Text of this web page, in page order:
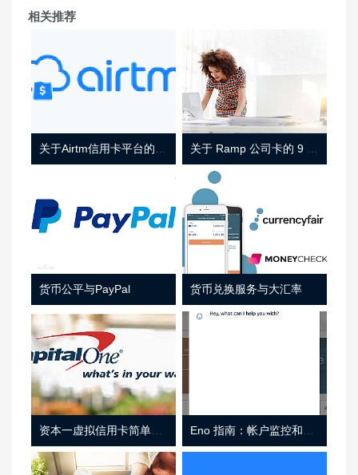
相关推荐
货币公平与PayPal 货币兑换服务与大汇率
资本一虚拟信用卡简单介绍